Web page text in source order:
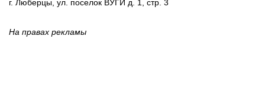
г. Люберцы, ул. поселок ВУГИ д. 1, стр. 3
На правах рекламы